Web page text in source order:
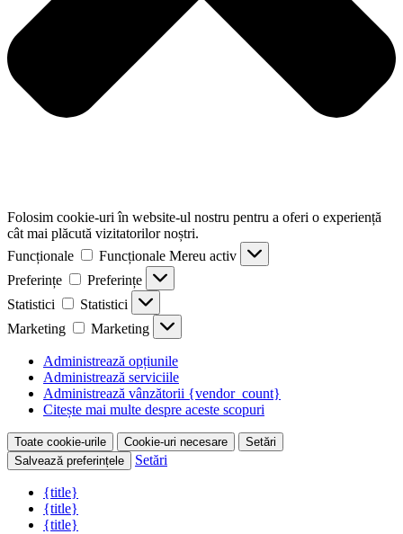
Folosim cookie-uri în website-ul nostru pentru a oferi o experiență
cât mai plăcută vizitatorilor noștri.
Funcționale
Funcționale Mereu activ
Preferințe
Preferințe
Statistici
Statistici
Marketing
Marketing
Administrează opțiunile
Administrează serviciile
Administrează vânzătorii {vendor_count}
Citește mai multe despre aceste scopuri
Toate cookie-urile Cookie-uri necesare
Setări
Salvează preferințele
Setări
{title}
{title}
{title}